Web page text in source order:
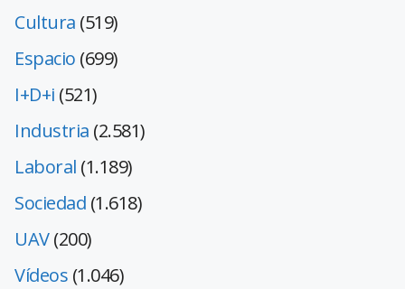
Cultura (519)
Espacio (699)
I+D+i (521)
Industria (2.581)
Laboral (1.189)
Sociedad (1.618)
UAV(200)
Vídeos (1.046)